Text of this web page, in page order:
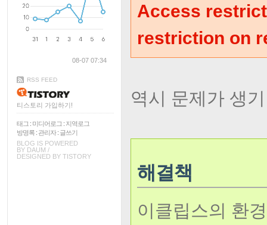
08-07 07:34
RSS FEED
티스토리 가입하기!
태그 : 미디어로그 : 지역로그
방명록 : 관리자: 글쓰기
BLOG IS POWERED
BY DAUM /
DESIGNED BY TISTORY
Access
restriction on
역시 문제가 생
해결책
이클립스의 환